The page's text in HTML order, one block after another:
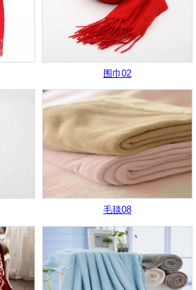
围巾02
毛毯08